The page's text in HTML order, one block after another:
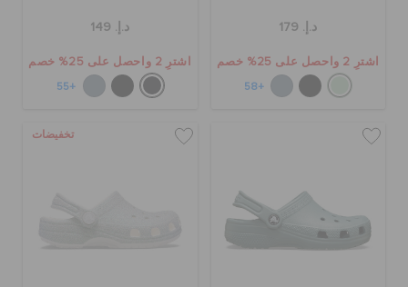
د.إ. 179
اشترِ 2 واحصل على 25% خصم
+58
د.إ. 149
اشترِ 2 واحصل على 25% خصم
+55
تخفيضات